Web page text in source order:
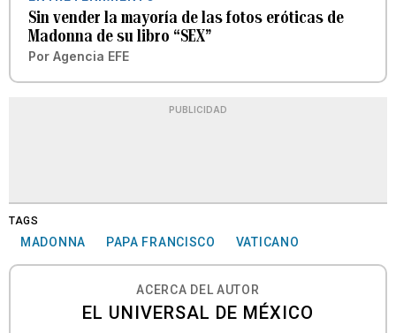
Sin vender la mayoría de las fotos eróticas de
Madonna de su libro “SEX”
Por Agencia EFE
PUBLICIDAD
TAGS
MADONNA PAPA FRANCISCO VATICANO
ACERCA DEL AUTOR
EL UNIVERSAL DE MÉXICO